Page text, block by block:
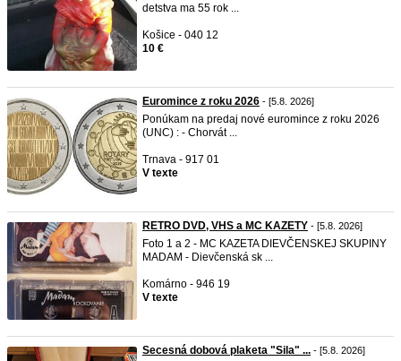
detstva ma 55 rok ...
Košice - 040 12
10 €
Euromince z roku 2026 - [5.8. 2026]
Ponúkam na predaj nové euromince z roku 2026
(UNC) : - Chorvát ...
Trnava - 917 01
V texte
RETRO DVD, VHS a MC KAZETY - [5.8. 2026]
Foto 1 a 2 - MC KAZETA DIEVČENSKEJ SKUPINY
MADAM - Dievčenská sk ...
Komárno - 946 19
V texte
Secesná dobová plaketa "Sila" ... - [5.8. 2026]